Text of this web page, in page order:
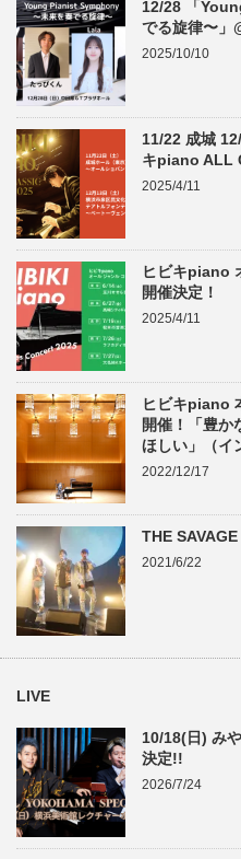
12/28 「
でる旋律〜」
2025/10/10
11/22 成城
キpiano ALL
2025/4/11
ヒビキpiano
開催決定！
2025/4/11
ヒビキpiano
開催！「豊か
ほしい」（イ
2022/12/17
THE
2021/6/22
LIVE
10/18(日) み
決定!!
2026/7/24